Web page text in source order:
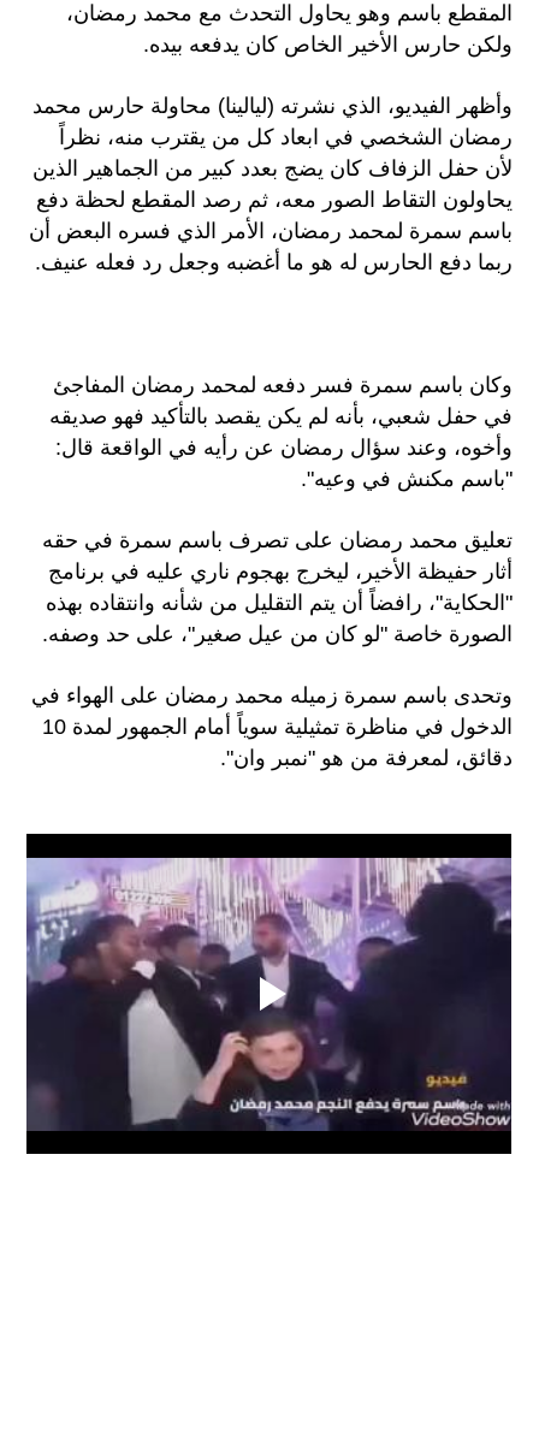
المقطع باسم وهو يحاول التحدث مع محمد رمضان،
ولكن حارس الأخير الخاص كان يدفعه بيده.
وأظهر الفيديو، الذي نشرته (ليالينا) محاولة حارس محمد
رمضان الشخصي في ابعاد كل من يقترب منه، نظراً
لأن حفل الزفاف كان يضج بعدد كبير من الجماهير الذين
يحاولون التقاط الصور معه، ثم رصد المقطع لحظة دفع
باسم سمرة لمحمد رمضان، الأمر الذي فسره البعض أن
ربما دفع الحارس له هو ما أغضبه وجعل رد فعله عنيف.
وكان باسم سمرة فسر دفعه لمحمد رمضان المفاجئ
في حفل شعبي، بأنه لم يكن يقصد بالتأكيد فهو صديقه
وأخوه، وعند سؤال رمضان عن رأيه في الواقعة قال:
"باسم مكنش في وعيه".
تعليق محمد رمضان على تصرف باسم سمرة في حقه
أثار حفيظة الأخير، ليخرج بهجوم ناري عليه في برنامج
"الحكاية"، رافضاً أن يتم التقليل من شأنه وانتقاده بهذه
الصورة خاصة "لو كان من عيل صغير"، على حد وصفه.
وتحدى باسم سمرة زميله محمد رمضان على الهواء في
الدخول في مناظرة تمثيلية سوياً أمام الجمهور لمدة 10
دقائق، لمعرفة من هو "نمبر وان".